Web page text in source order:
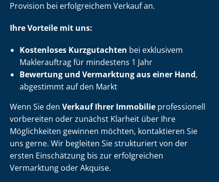
Provision bei erfolgreichem Verkauf an.
Ihre Vorteile mit uns:
Kostenloses Kurzgutachten bei exklusivem
Maklerauftrag für mindestens 1 Jahr
Bewertung und Vermarktung aus einer Hand,
abgestimmt auf den Markt
Wenn Sie den Verkauf Ihrer Immobilie professionell
vorbereiten oder zunächst Klarheit über Ihre
Möglichkeiten gewinnen möchten, kontaktieren Sie
uns gerne. Wir begleiten Sie strukturiert von der
ersten Einschätzung bis zur erfolgreichen
Vermarktung oder Akquise.